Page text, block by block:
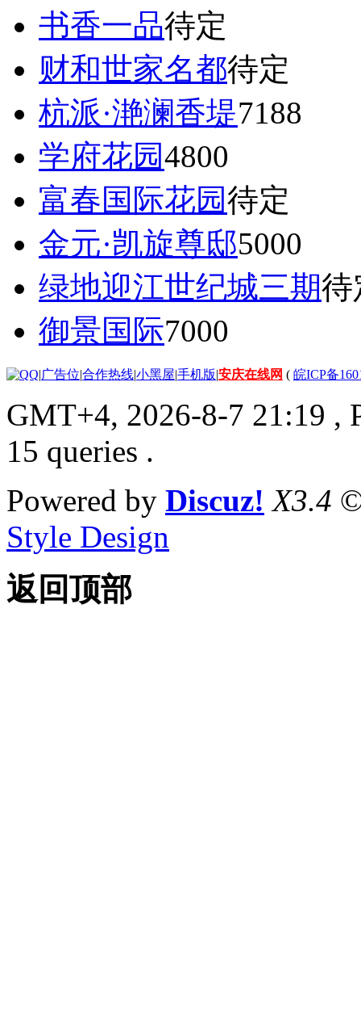
书香一品待定
财和世家名都待定
杭派·滟澜香堤7188
学府花园4800
富春国际花园待定
金元·凯旋尊邸5000
绿地迎江世纪城三期待
御景国际7000
|广告位|合作热线|小黑屋|手机版|安庆在线网 ( 皖ICP备
GMT+4, 2026-8-7 21:19 ,
15 queries .
Powered by Discuz! X3.4
Style Design
返回顶部